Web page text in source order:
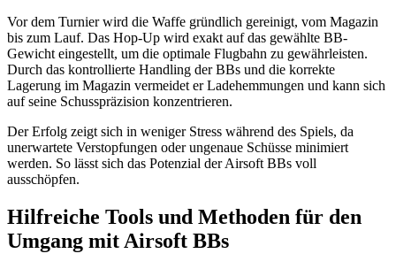
Vor dem Turnier wird die Waffe gründlich gereinigt, vom Magazin
bis zum Lauf. Das Hop-Up wird exakt auf das gewählte BB-
Gewicht eingestellt, um die optimale Flugbahn zu gewährleisten.
Durch das kontrollierte Handling der BBs und die korrekte
Lagerung im Magazin vermeidet er Ladehemmungen und kann sich
auf seine Schusspräzision konzentrieren.
Der Erfolg zeigt sich in weniger Stress während des Spiels, da
unerwartete Verstopfungen oder ungenaue Schüsse minimiert
werden. So lässt sich das Potenzial der Airsoft BBs voll
ausschöpfen.
Hilfreiche Tools und Methoden für den
Umgang mit Airsoft BBs